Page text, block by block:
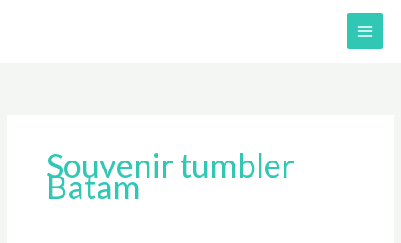
Souvenir tumbler
Batam